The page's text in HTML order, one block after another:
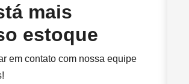
mais
estoque
em contato com nossa equipe